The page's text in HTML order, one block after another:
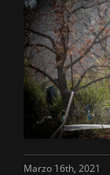
Marzo 16th, 2021